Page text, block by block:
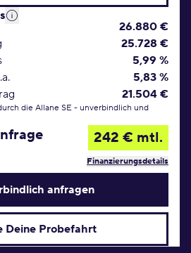
26.880 €
25.728 €
5,99 %
5,83 %
21.504 €
die Allane SE - unverbindlich und
242 € mtl.
Finanzierungsdetails
anfragen
Deine Probefahrt